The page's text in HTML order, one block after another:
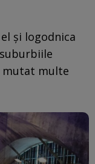
și logodnica
mutat multe